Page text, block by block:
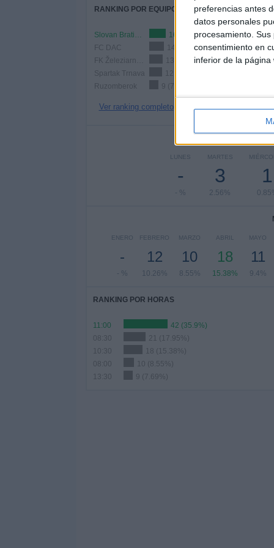
preferencias antes
datos personales
procesamiento.
consentimiento en
inferior de la página
RANKING POR EQUIPOS
Slovan Bratislava
16 (13.68%)
FC DAC
14 (11.97%)
13 (11.11%)
Spartak Trnava
12 (10.26%)
Ruzomberok
9 (7.69%)
Ver ranking completo
LUNES
-
- %
MARTES
3
2.56%
1
ENERO
-
- %
FEBRERO
12
10.26%
MARZO
10
8.55%
ABRIL
18
15.38%
MAYO
11
9.4%
RANKING POR HORAS
11:00
42 (35.9%)
08:30
21 (17.95%)
10:30
18 (15.38%)
08:00
10 (8.55%)
13:30
9 (7.69%)